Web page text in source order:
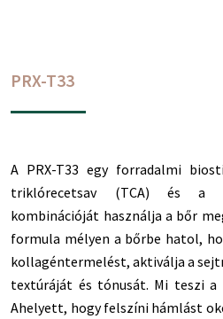
PRX-T33
A PRX-T33 egy forradalmi
triklórecetsav (TCA) és a
kombinációját használja a bőr
formula mélyen a bőrbe hatol,
kollagéntermelést, aktiválja a
textúráját és tónusát. Mi teszi a
Ahelyett, hogy felszíni hámlást